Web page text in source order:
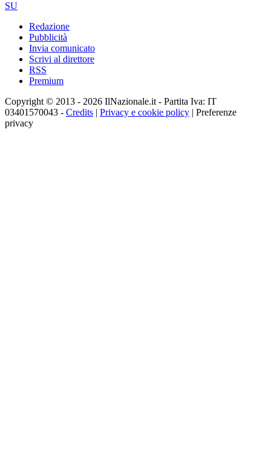
SU
Redazione
Pubblicità
Invia comunicato
Scrivi al direttore
RSS
Premium
Copyright © 2013 - 2026 IlNazionale.it - Partita Iva: IT
03401570043 - Credits | Privacy e cookie policy | Preferenze
privacy